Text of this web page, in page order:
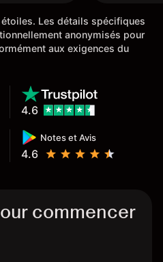
Les détails spécifiques
anonymisés pour
aux exigences du
Notes et Avis
4.6
4.6
commencer